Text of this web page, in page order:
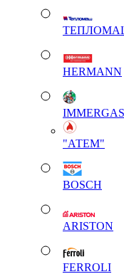
HERMANN
IMMERGAS
"АТЕМ"
BOSCH
ARISTON
FERROLI